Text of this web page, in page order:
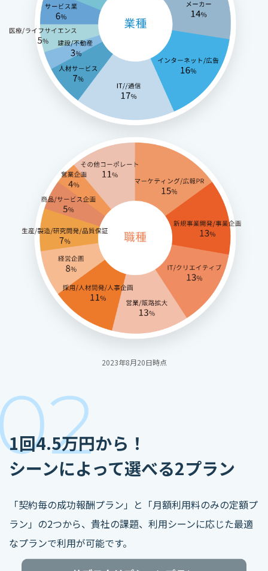
2023年8月20日時点
1回4.5万円から！
シーンによって選べる2プラン
「契約毎の成功報酬プラン」と「月額利用料のみの定額プ
ラン」の2つから、貴社の課題、利用シーンに応じた最適
なプランで利用が可能です。